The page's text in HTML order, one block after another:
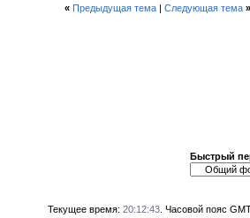
« Предыдущая тема| Следующая тема »
Быстрый
Текущее время: 20:12:43. Часовой пояс